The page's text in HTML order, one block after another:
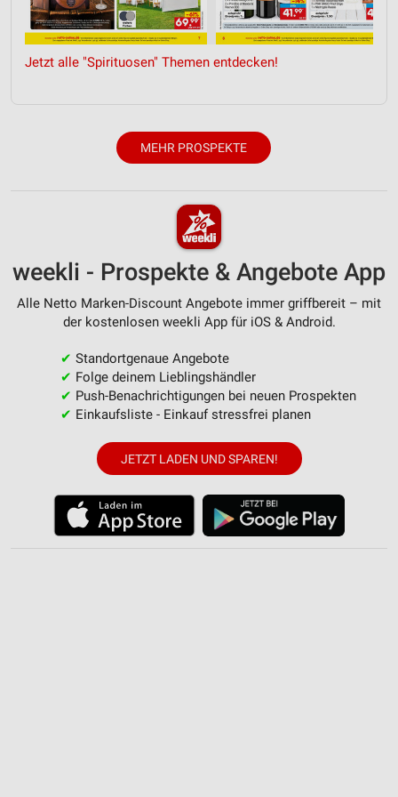
Jetzt alle "Spirituosen" Themen entdecken!
MEHR PROSPEKTE
weekli - Prospekte & Angebote App
Alle Netto Marken-Discount Angebote immer griffbereit – mit
der kostenlosen weekli App für iOS & Android.
✔ Standortgenaue Angebote
✔ Folge deinem Lieblingshändler
✔ Push-Benachrichtigungen bei neuen Prospekten
✔ Einkaufsliste - Einkauf stressfrei planen
JETZT LADEN UND SPAREN!
Entwicklung und Verbesserung der Angebote
Verwendung reduzierter Daten zur Auswahl von
Verwendung genauer Standortdaten
Performance
Funktional
Werbung